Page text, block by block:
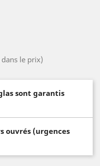
le prix)
sont garantis
ouvrés (urgences